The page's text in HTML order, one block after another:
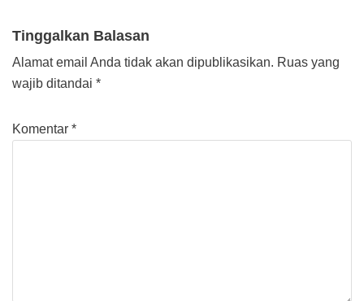
Tinggalkan Balasan
Alamat email Anda tidak akan dipublikasikan. Ruas yang
wajib ditandai *
Komentar *